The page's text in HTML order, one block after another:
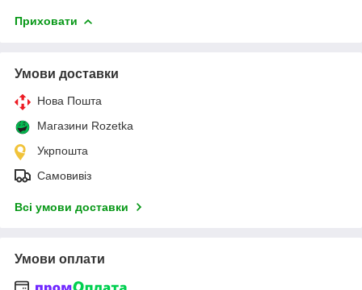
Приховати
Умови доставки
Нова Пошта
Магазини Rozetka
Укрпошта
Самовивіз
Всі умови доставки
Умови оплати